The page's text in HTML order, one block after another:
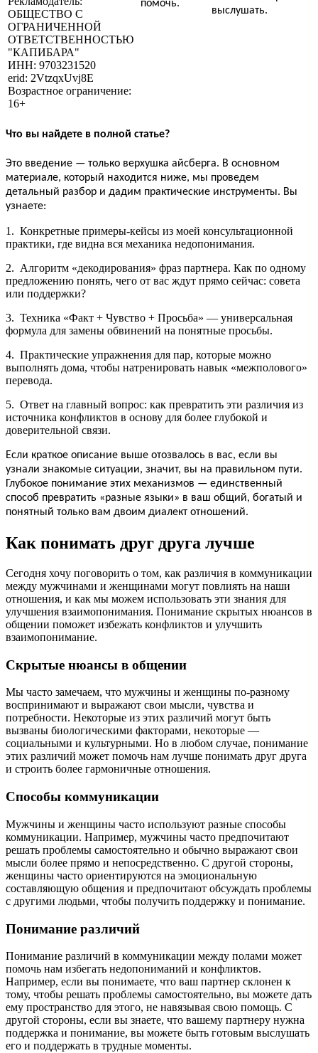
ОБЩЕСТВО С
ОГРАНИЧЕННОЙ
ОТВЕТСТВЕННОСТЬЮ
"КАПИБАРА"
ИНН: 9703231520
erid: 2VtzqxUvj8E
Возрастное ограничение:
16+
помочь.
выслушать.
Что вы найдете в полной статье?
Это введение — только верхушка айсберга. В основном
материале, который находится ниже, мы проведем
детальный разбор и дадим практические инструменты. Вы
узнаете:
1. Конкретные примеры-кейсы из моей консультационной
практики, где видна вся механика недопонимания.
2. Алгоритм «декодирования» фраз партнера. Как по одному
предложению понять, чего от вас ждут прямо сейчас: совета
или поддержки?
3. Техника «Факт + Чувство + Просьба» — универсальная
формула для замены обвинений на понятные просьбы.
4. Практические упражнения для пар, которые можно
выполнять дома, чтобы натренировать навык «межполового»
перевода.
5. Ответ на главный вопрос: как превратить эти различия из
источника конфликтов в основу для более глубокой и
доверительной связи.
Если краткое описание выше отозвалось в вас, если вы
узнали знакомые ситуации, значит, вы на правильном пути.
Глубокое понимание этих механизмов — единственный
способ превратить «разные языки» в ваш общий, богатый и
понятный только вам двоим диалект отношений.
Как понимать друг друга лучше
Сегодня хочу поговорить о том, как различия в коммуникации
между мужчинами и женщинами могут повлиять на наши
отношения, и как мы можем использовать эти знания для
улучшения взаимопонимания. Понимание скрытых нюансов в
общении поможет избежать конфликтов и улучшить
взаимопонимание.
Скрытые нюансы в общении
Мы часто замечаем, что мужчины и женщины по-разному
воспринимают и выражают свои мысли, чувства и
потребности. Некоторые из этих различий могут быть
вызваны биологическими факторами, некоторые —
социальными и культурными. Но в любом случае, понимание
этих различий может помочь нам лучше понимать друг друга
и строить более гармоничные отношения.
Способы коммуникации
Мужчины и женщины часто используют разные способы
коммуникации. Например, мужчины часто предпочитают
решать проблемы самостоятельно и обычно выражают свои
мысли более прямо и непосредственно. С другой стороны,
женщины часто ориентируются на эмоциональную
составляющую общения и предпочитают обсуждать проблемы
с другими людьми, чтобы получить поддержку и понимание.
Понимание различий
Понимание различий в коммуникации между полами может
помочь нам избегать недопониманий и конфликтов.
Например, если вы понимаете, что ваш партнер склонен к
тому, чтобы решать проблемы самостоятельно, вы можете дать
ему пространство для этого, не навязывая свою помощь. С
другой стороны, если вы знаете, что вашему партнеру нужна
поддержка и понимание, вы можете быть готовым выслушать
его и поддержать в трудные моменты.